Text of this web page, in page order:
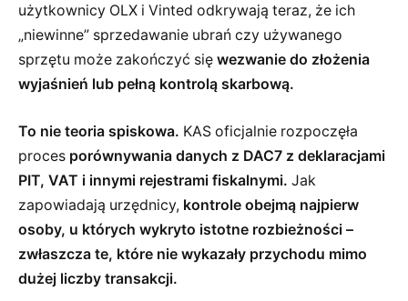
użytkownicy OLX i Vinted odkrywają teraz, że ich
„niewinne” sprzedawanie ubrań czy używanego
sprzętu może zakończyć się wezwanie do złożenia
wyjaśnień lub pełną kontrolą skarbową.
To nie teoria spiskowa. KAS oficjalnie rozpoczęła
proces porównywania danych z DAC7 z deklaracjami
PIT, VAT i innymi rejestrami fiskalnymi. Jak
zapowiadają urzędnicy, kontrole obejmą najpierw
osoby, u których wykryto istotne rozbieżności –
zwłaszcza te, które nie wykazały przychodu mimo
dużej liczby transakcji.